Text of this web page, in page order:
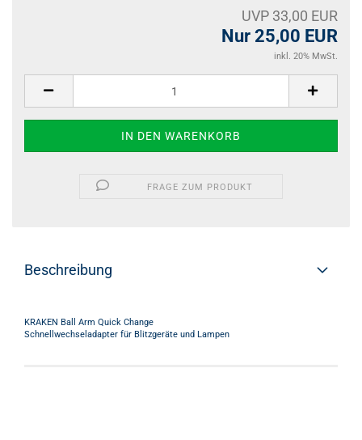
UVP 33,00 EUR
Nur 25,00 EUR
inkl. 20% MwSt.
FRAGE ZUM PRODUKT
Beschreibung
KRAKEN Ball Arm Quick Change
Schnellwechseladapter für Blitzgeräte und Lampen